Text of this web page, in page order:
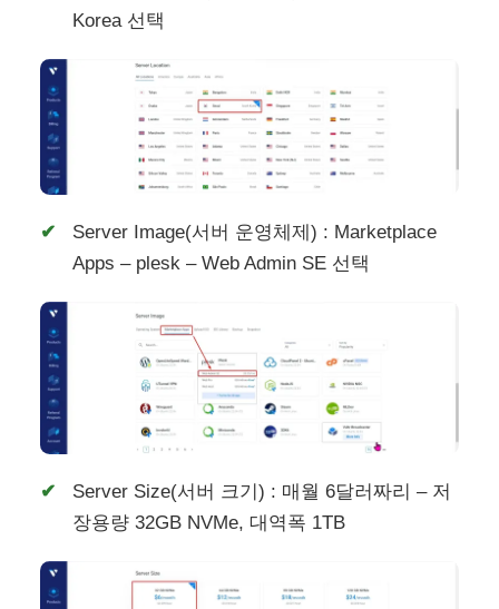
Korea 선택
Server Image(서버 운영체제) : Marketplace
Apps – plesk – Web Admin SE 선택
Server Size(서버 크기) : 매월 6달러짜리 – 저
장용량 32GB NVMe, 대역폭 1TB